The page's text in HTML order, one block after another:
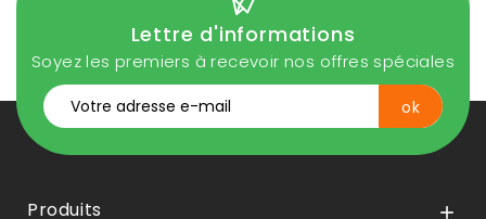
Lettre d'informations
Soyez les premiers à recevoir nos offres spéciales
Produits 